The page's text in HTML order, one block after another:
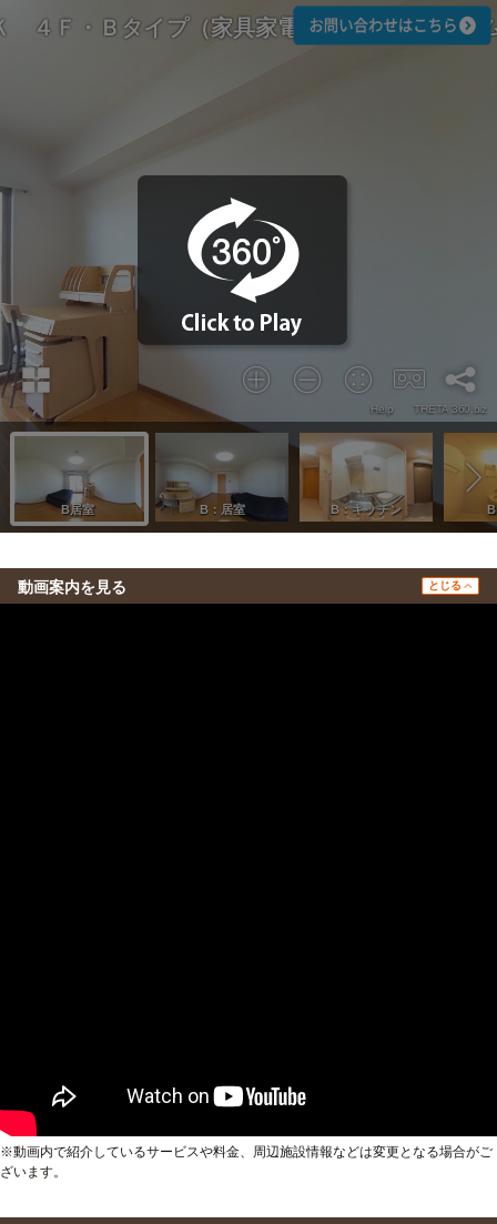
動画案内を見る とじる
※動画内で紹介しているサービスや料金、周辺施設情報などは変更となる場合がご
ざいます。